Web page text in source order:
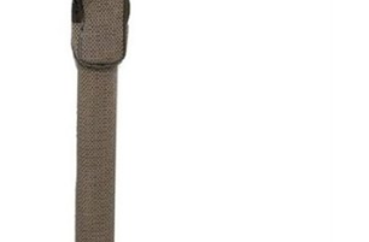
"צור קשר"
citysport1@013.net
citysport2@013.net